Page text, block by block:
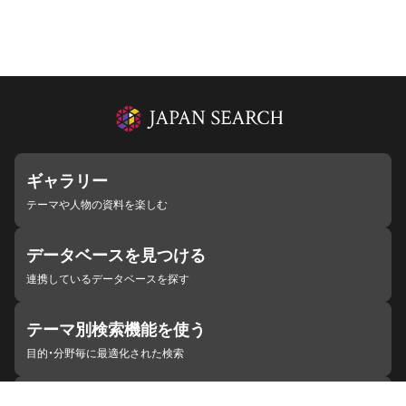
ギャラリー
テーマや人物の資料を楽しむ
データベースを見つける
連携しているデータベースを探す
テーマ別検索機能を使う
目的・分野毎に最適化された検索